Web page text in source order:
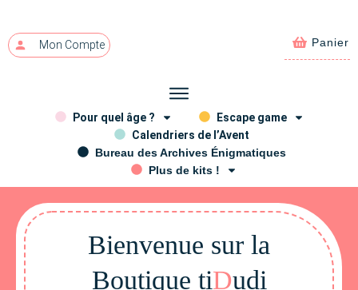
Mon Compte Panier
Pour quel âge ?
Escape game
Calendriers de l’Avent
Bureau des Archives Énigmatiques
Plus de kits !
Bienvenue sur la
Boutique tiDudi